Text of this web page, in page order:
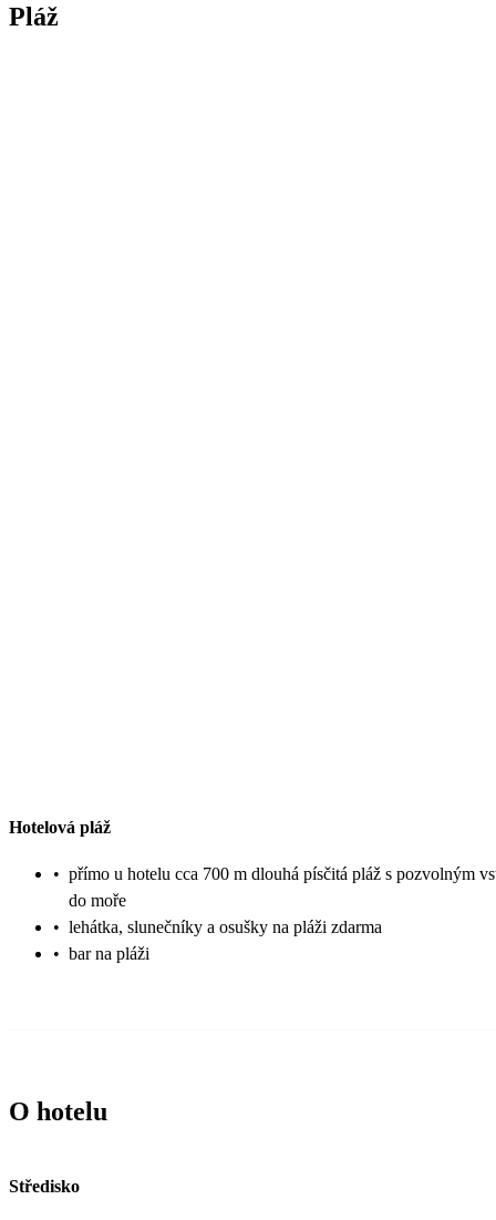
Pláž
Hotelová pláž
• přímo u hotelu cca 700 m dlouhá písčitá pláž s pozvolným
do moře
• lehátka, slunečníky a osušky na pláži zdarma
• bar na pláži
O hotelu
Středisko